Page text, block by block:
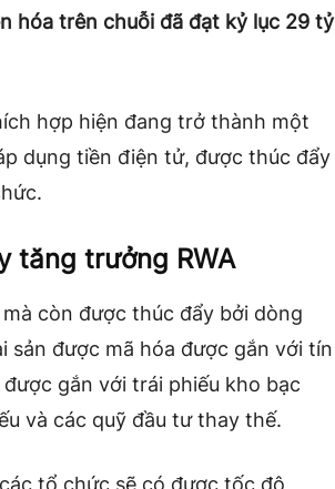
hóa trên chuỗi đã đạt kỷ lục 29 tỷ
hợp hiện đang trở thành một
dụng tiền điện tử, được thúc đẩy
tăng trưởng RWA
còn được thúc đẩy bởi dòng
được mã hóa được gắn với tín
gắn với trái phiếu kho bạc
và các quỹ đầu tư thay thế.